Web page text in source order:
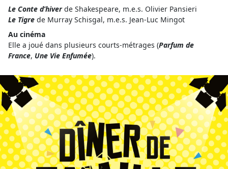
Le Conte d’hiverde Shakespeare, m.e.s. Olivier Pansieri
Le Tigre de Murray Schisgal, m.e.s. Jean-Luc Mingot
Au cinéma
Elle a joué dans plusieurs courts-métrages (Parfum de
France, Une Vie Enfumée).